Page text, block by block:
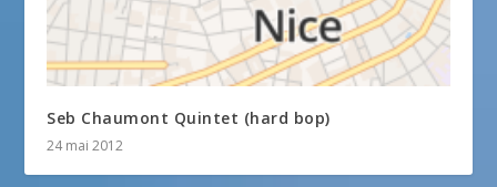
Seb Chaumont Quintet (hard bop)
24 mai 2012